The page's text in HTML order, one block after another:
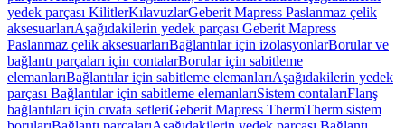
yedek parçası KilitlerKılavuzlarGeberit Mapress Paslanmaz çelik
aksesuarlarıAşağıdakilerin yedek parçası Geberit Mapress
Paslanmaz çelik aksesuarlarıBağlantılar için izolasyonlarBorular ve
bağlantı parçaları için contalarBorular için sabitleme
elemanlarıBağlantılar için sabitleme elemanlarıAşağıdakilerin yedek
parçası Bağlantılar için sabitleme elemanlarıSistem contalarıFlanş
bağlantıları için cıvata setleriGeberit Mapress ThermTherm sistem